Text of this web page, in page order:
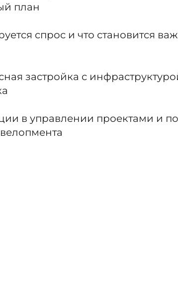
план
спрос и что становится
застройка с
в управлении проектами и